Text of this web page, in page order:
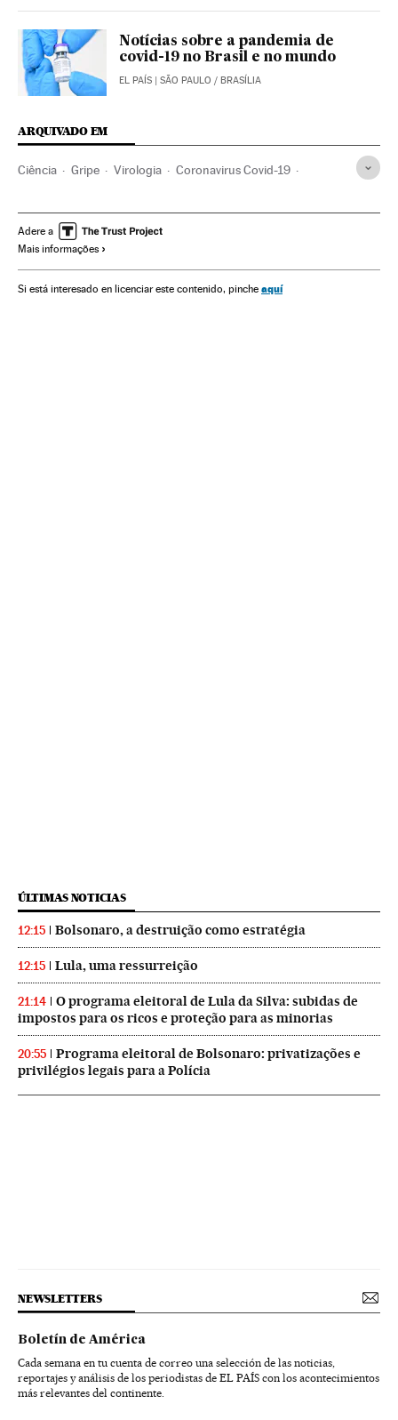
Notícias sobre a pandemia de
covid-19 no Brasil e no mundo
EL PAÍS | SÃO PAULO / BRASÍLIA
ARQUIVADO EM
Ciência Gripe Virologia Coronavirus Covid-19
Pandemia CSIC Gripe das aves
Saúde pública
Adere a
Mais informações
Si está interesado en licenciar este contenido, pinche aquí
ÚLTIMAS NOTICIAS
12:15 Bolsonaro, a destruição como estratégia
12:15 Lula, uma ressurreição
21:14
O programa eleitoral de Lula da Silva: subidas de
impostos para os ricos e proteção para as minorias
20:55
Programa eleitoral de Bolsonaro: privatizações e
privilégios legais para a Polícia
NEWSLETTERS
Boletín de América
Cada semana en tu cuenta de correo una selección de las noticias,
reportajes y análisis de los periodistas de EL PAÍS con los acontecimientos
más relevantes del continente.